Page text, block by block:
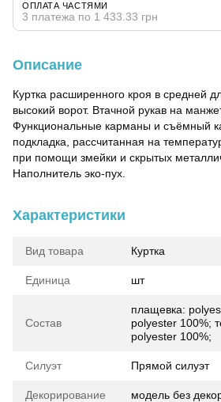
ОПЛАТА ЧАСТЯМИ
3 платежа по 1 433.33 грн
Описание
Куртка расширенного кроя в средней
высокий ворот. Втачной рукав на
Функциональные карманы и съёмный
подкладка, рассчитанная на
при помощи змейки и скрытых
Наполнитель эко-пух.
Характеристики
Вид товара Куртка
Единица шт
Состав
плащевка:
polyester 100%;
polyester 100%;
Силуэт Прямой силуэт
Декорирование модель без